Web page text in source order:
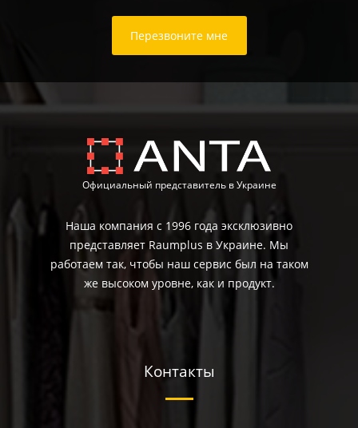
Перезвоните мне
Официальный представитель в Украине
Наша компания с 1996 года эксклюзивно
представляет Raumplus в Украине. Мы
работаем так, чтобы наш сервис был на таком
же высоком уровне, как и продукт.
Контакты